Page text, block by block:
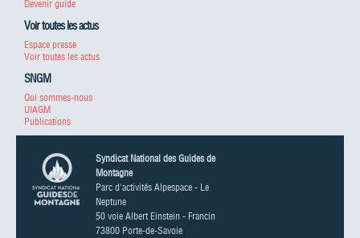
Devenir guide
Voir toutes les actus
Espace presse
Voir toutes les actus
SNGM
Qui sommes-nous
UIAGM
Publications
Syndicat National des Guides de
Montagne
Parc d'activités Alpespace - Le
Neptune
50 voie Albert Einstein - Francin
73800 Porte-de-Savoie